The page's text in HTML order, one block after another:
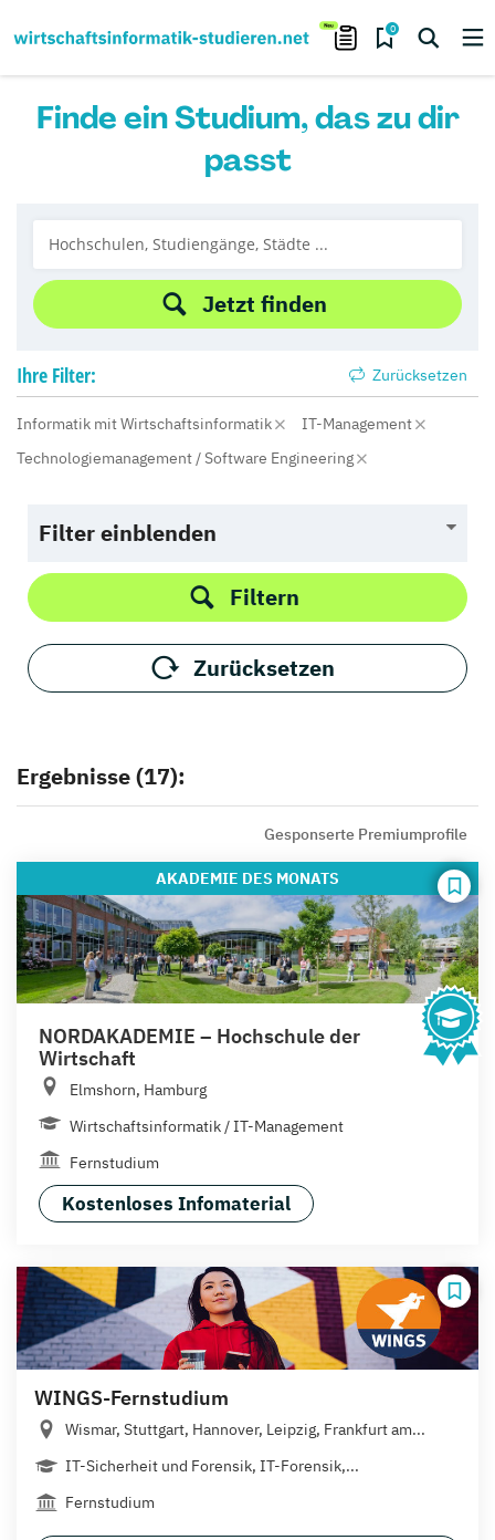
0
Finde ein Studium, das zu dir
passt
Jetzt finden
Ihre Filter: Zurücksetzen
Informatik mit Wirtschaftsinformatik
IT-Management
Technologiemanagement / Software Engineering
Filter einblenden
Filtern
Zurücksetzen
Ergebnisse (17):
Gesponserte Premiumprofile
AKADEMIE DES MONATS
NORDAKADEMIE – Hochschule der
Wirtschaft
Elmshorn, Hamburg
Wirtschaftsinformatik / IT-Management
Fernstudium
Kostenloses Infomaterial
WINGS-Fernstudium
Wismar, Stuttgart, Hannover, Leipzig, Frankfurt am...
IT-Sicherheit und Forensik, IT-Forensik,...
Fernstudium